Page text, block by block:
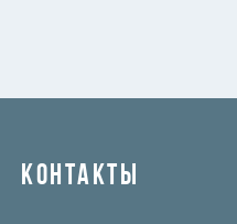
КОНТАКТЫ